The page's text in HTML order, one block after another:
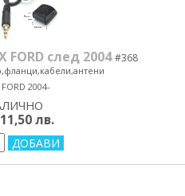
след 2004 #368
2004-
лв.